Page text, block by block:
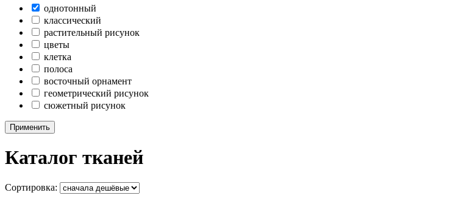
однотонный
классический
растительный рисунок
цветы
клетка
полоса
восточный орнамент
геометрический рисунок
сюжетный рисунок
Применить
Каталог тканей
Сортировка: